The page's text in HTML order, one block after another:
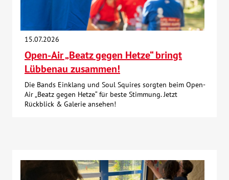
15.07.2026
Open-Air „Beatz gegen Hetze“ bringt
Lübbenau zusammen!
Die Bands Einklang und Soul Squires sorgten beim Open-
Air „Beatz gegen Hetze“ für beste Stimmung. Jetzt
Rückblick & Galerie ansehen!